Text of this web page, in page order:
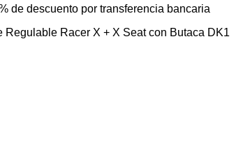
de descuento por transferencia bancaria
Regulable Racer X + X Seat con Butaca DK1